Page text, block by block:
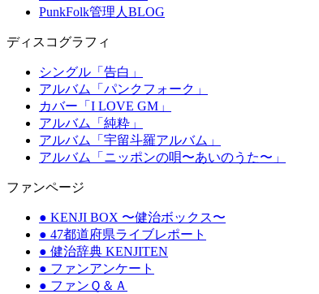
PunkFolk管理人BLOG
ディスコグラフィ
シングル「告白」
アルバム「パンクフォーク」
カバー「I LOVE GM」
アルバム「純粋」
アルバム「宇留斗羅アルバム」
アルバム「ニッポンの唄〜あいのうた〜」
ファンページ
● KENJI BOX 〜健治ボックス〜
● 47都道府県ライブレポート
● 健治辞典 KENJITEN
● ファンアンケート
● ファンＱ＆Ａ